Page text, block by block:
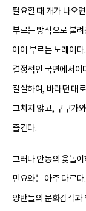
필요할 때 개가 나오
부르는 방식으로 불
이어 부르는 노래이
결정적인 국면에서이
절실하여, 바라던 대
그치지 않고, 구구가
즐긴다.
그러나 안동의 윷놀
민요와는 아주 다르
양반들의 문화감각과